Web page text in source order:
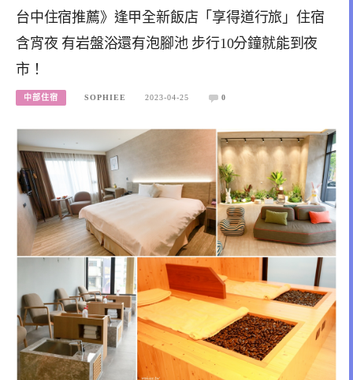
台中住宿推薦》逢甲全新飯店「享得道行旅」住宿
含宵夜 有岩盤浴還有泡腳池 步行10分鐘就能到夜
市！
中部住宿 SOPHIEE 2023-04-25 0